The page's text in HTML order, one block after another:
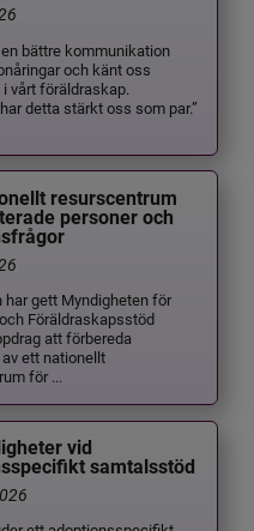
bättre kommunikation
och känt oss
vårt föräldraskap.
detta stärkt oss som par.”
resurscentrum
personer och
har gett Myndigheten för
Föräldraskapsstöd
att förbereda
ett nationellt
för ...
vid
samtalsstöd